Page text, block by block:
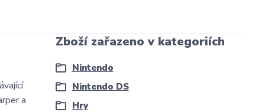
a
Zboží zařazeno v kategoriích
Nintendo
Nintendo DS
Hry